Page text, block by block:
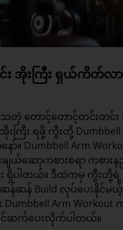
အိုးကြီး ရှယ်ကိတ်လာ
သတဲ့ တောင့်တောင့်တင်းတင်း
းကြီး ရဖို့ ကွီးတို့
ာ်။ Dumbbell Arm
ျယ်ဆော့ကစားစရာ ကစာ
း ရှိပါတယ်။ ဒီထဲကမှ ကွီးတို့ရဲ့
ဆန်ဆန် Build လုပ်ပေးနိုင်
Arm Workout
င်ဆက်ပေးလိုက်ပါတယ်။